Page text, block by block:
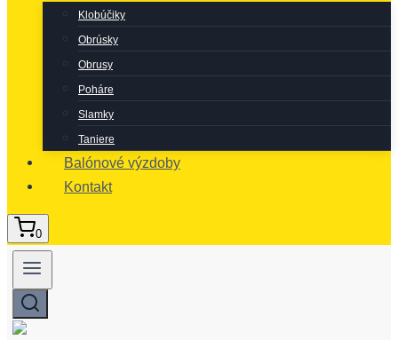
Klobúčiky
Obrúsky
Obrusy
Poháre
Slamky
Taniere
Balónové výzdoby
Kontakt
0